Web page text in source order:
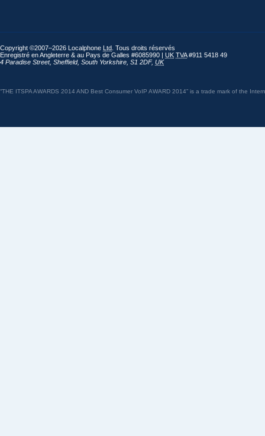
Copyright ©2007–2026 Localphone Ltd . Tous droits réservés
Enregistré en Angleterre & au Pays de Galles #6085990 | UK TVA#911 5418 49
4 Paradise Street, Sheffield, South Yorkshire S1 2DF, UK
“THE ITSPA AWARDS 2014 AND Best Consumer VoIP AWARD 2014” is a trade mark of the